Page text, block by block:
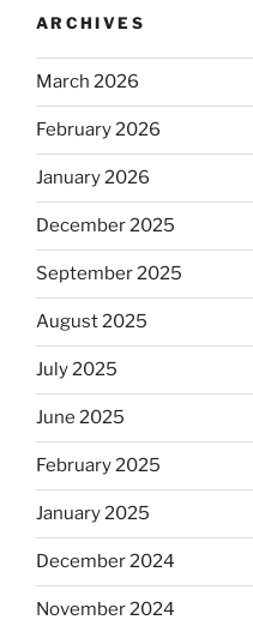
ARCHIVES
March 2026
February 2026
January 2026
December 2025
September 2025
August 2025
July 2025
June 2025
February 2025
January 2025
December 2024
November 2024